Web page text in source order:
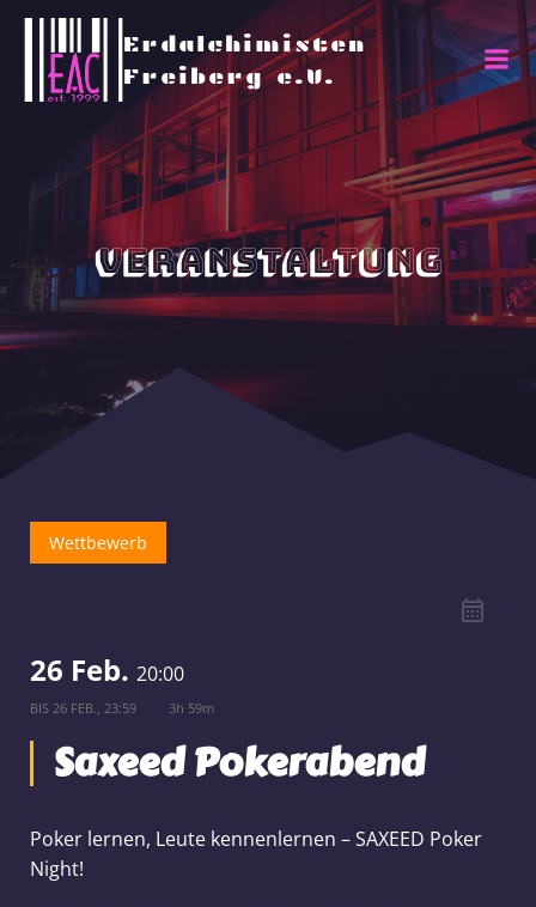
Erdalchimisten
Freiberg e.V.
Veranstaltung
Wettbewerb
26 Feb. 20:00
BIS 26 FEB., 23:59 3h 59m
Saxeed Pokerabend
Poker lernen, Leute kennenlernen – SAXEED Poker
Night!